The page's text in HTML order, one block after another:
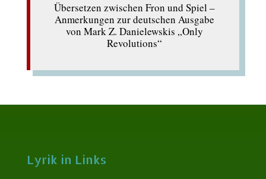
Übersetzen zwischen Fron und Spiel –
Anmerkungen zur deutschen Ausgabe
von Mark Z. Danielewskis „Only
Revolutions“
Lyrik in Links